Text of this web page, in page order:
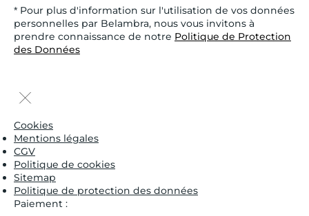
* Pour plus d'information sur l'utilisation de vos données
personnelles par Belambra, nous vous invitons à
prendre connaissance de notre Politique de Protection
des Données
Cookies
Mentions légales
CGV
Politique de cookies
Sitemap
Politique de protection des données
Paiement :